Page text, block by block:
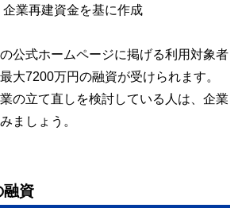
企業再建資金を基に作成
公式ホームページに掲げる利用対象者
大7200万円の融資が受けられます。
の立て直しを検討している人は、企業
ましょう。
融資